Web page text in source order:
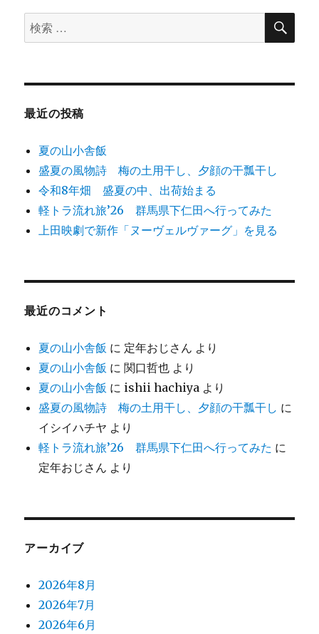
ン
検
索
象:
検
最近の投稿
夏の山小舎飯
盛夏の風物詩 梅の土用干し、夕顔の干瓢干し
令和8年畑 盛夏の中、出荷始まる
軽トラ流れ旅’26 群馬県下仁田へ行ってみた
上田映劇で新作「ヌーヴェルヴァーグ」を見る
最近のコメント
夏の山小舎飯 に 定年おじさん より
夏の山小舎飯 に関口哲也 より
夏の山小舎飯 に ishii hachiya より
盛夏の風物詩 梅の土用干し、夕顔の干瓢干し に
イシイハチヤ より
軽トラ流れ旅’26 群馬県下仁田へ行ってみた に
定年おじさん より
アーカイブ
2026年8月
2026年7月
2026年6月